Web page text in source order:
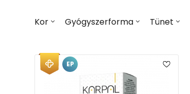
Kor Gyógyszerforma Tünet
EP